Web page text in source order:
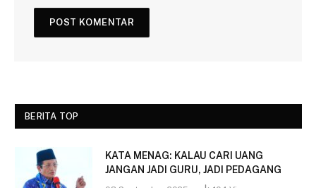
BERITA TOP
KATA MENAG: KALAU CARI UANG
JANGAN JADI GURU, JADI PEDAGANG